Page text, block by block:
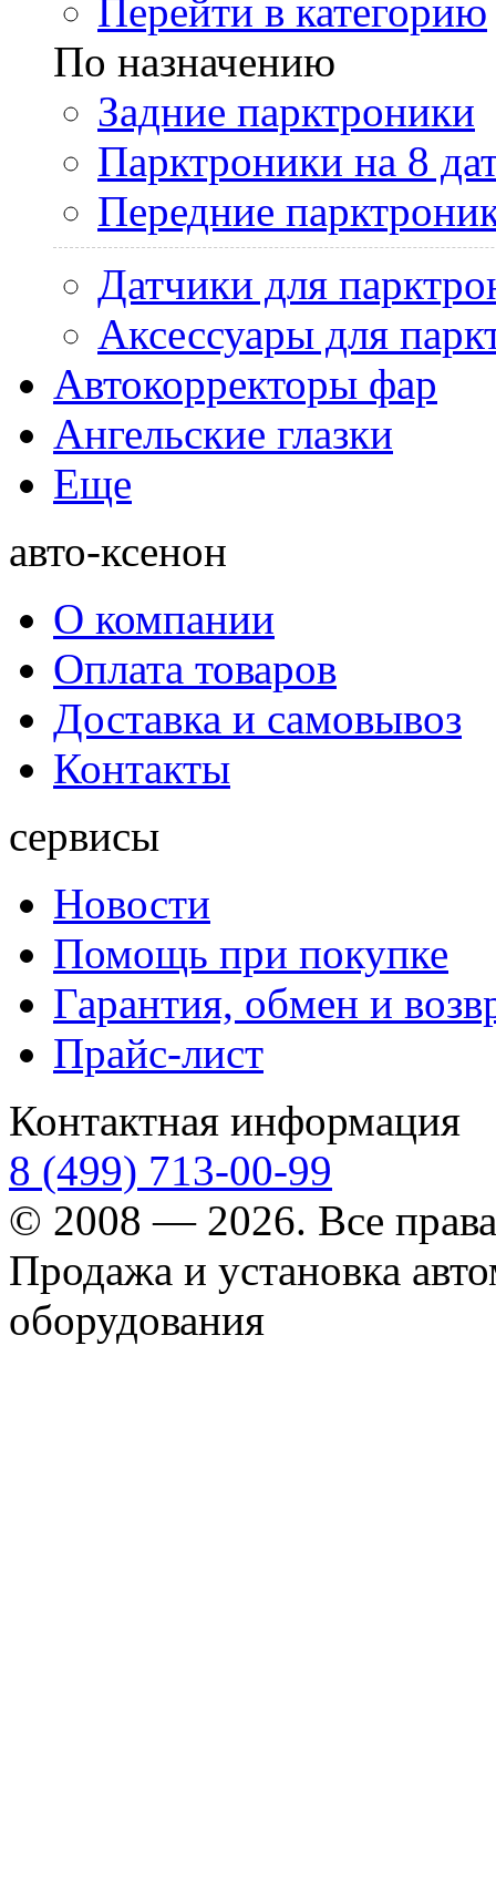
Перейти в категорию
По назначению
Задние парктроники
Парктроники на 8
Передние
Датчики для
Аксессуары для
Автокорректоры фар
Ангельские глазки
Еще
авто-ксенон
О компании
Оплата товаров
Доставка и самовывоз
Контакты
сервисы
Новости
Помощь при покупке
Гарантия, обмен и
Прайс-лист
Контактная информация
8 (499) 713-00-99
© 2008 — 2026. Все
Продажа и установка
оборудования